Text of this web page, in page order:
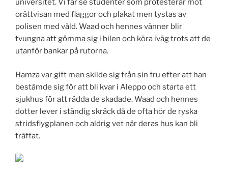
universitet. Vi får se studenter som protesterar mot
orättvisan med flaggor och plakat men tystas av
polisen med våld. Waad och hennes vänner blir
tvungna att gömma sig i bilen och köra iväg trots att de
utanför bankar på rutorna.
Hamza var gift men skilde sig från sin fru efter att han
bestämde sig för att bli kvar i Aleppo och starta ett
sjukhus för att rädda de skadade. Waad och hennes
dotter lever i ständig skräck då de ofta hör de ryska
stridsflygplanen och aldrig vet när deras hus kan bli
träffat.